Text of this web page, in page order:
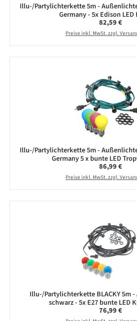
Illu-/Partylichterkette 5m -
Germany - 5x Edison
Regulärer
82,59 €
Preise inkl. MwSt. zzgl.
Illu-/Partylichterkette 5m -
Germany 5 x bunte LED
Regulärer
86,99 €
Preise inkl. MwSt. zzgl.
Illu-/Partylichterkette BLACKY 5m
schwarz - 5x E27 bunte LED
Regulärer
76,99 €